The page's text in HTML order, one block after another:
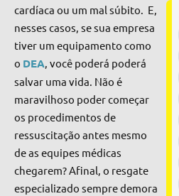
cardíaca ou um mal súbito. E,
nesses casos, se sua empresa
tiver um equipamento como
o DEA, você poderá poderá
salvar uma vida. Não é
maravilhoso poder começar
os procedimentos de
ressuscitação antes mesmo
de as equipes médicas
chegarem? Afinal, o resgate
especializado sempre demora